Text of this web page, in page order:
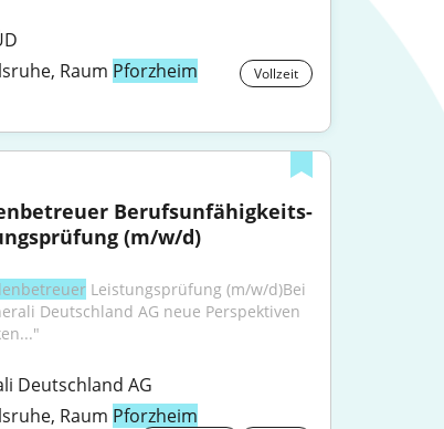
Raum Pforzheim Vollzeit
Berufsunfähigkeits-
(m/w/d)
Leistungsprüfung (m/w/d)Bei
Deutschland AG neue Perspektiven
Deutschland AG
Raum Pforzheim